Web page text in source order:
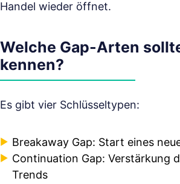
Handel wieder öffnet.
Welche Gap-Arten
kennen?
Es gibt vier Schlüsseltypen:
Breakaway Gap: Start eines
Continuation Gap: Verstärkung
Trends